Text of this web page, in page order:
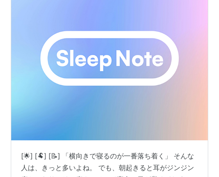
[🌟] [🐏] [📝] 「横向きで寝るのが一番落ち着く」 そんな
人は、きっと多いよね。 でも、朝起きると耳がジンジン